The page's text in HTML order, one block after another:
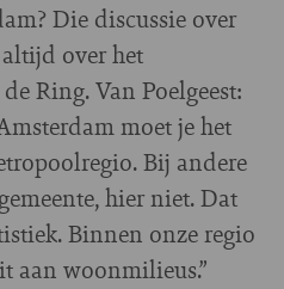
Die discussie over
over het
Ring. Van Poelgeest:
moet je het
Bij andere
hier niet. Dat
Binnen onze regio
aan woonmilieus.”